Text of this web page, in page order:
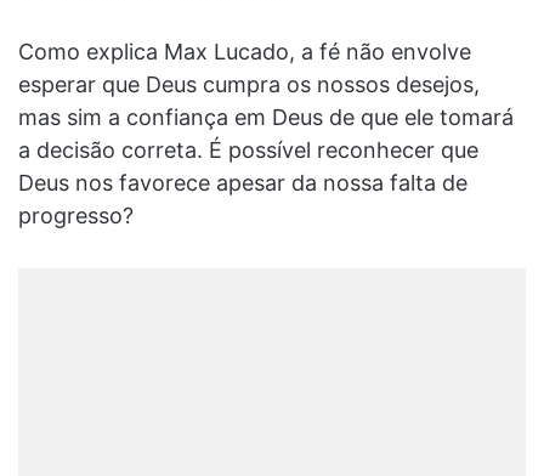
Como explica Max Lucado, a fé não envolve
esperar que Deus cumpra os nossos desejos,
mas sim a confiança em Deus de que ele tomará
a decisão correta. É possível reconhecer que
Deus nos favorece apesar da nossa falta de
progresso?